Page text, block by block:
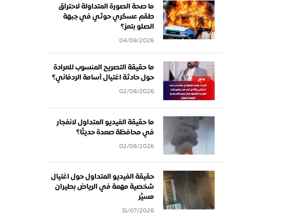
ما صحة الصورة المتداولة لاحتراق
طقم عسكري حوثي في جبهة
الصلو بتعز؟
04/08/2026
ما حقيقة التصريح المنسوب للعرادة
حول حادثة اغتيال أسامة الردفاني؟
02/08/2026
ما حقيقة الفيديو المتداول لانفجار
في محافظة صعدة حديثًا؟
02/08/2026
حقيقة الفيديو المتداول حول اغتيال
شخصية مهمة في الرياض بطيران
مسيَّر
31/07/2026